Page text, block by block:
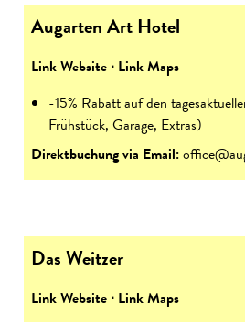
Augarten Art Hotel
Link Website ∙ Link Maps
-15% Rabatt auf den
Frühstück, Garage, Extras)
Direktbuchung via Email:
Das Weitzer
Link Website ∙ Link Maps